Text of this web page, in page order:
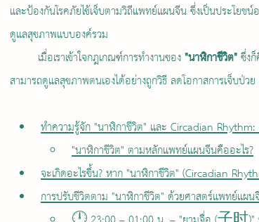
และป้องกันโรคภัยไข้เจ็บตามวิถีแพทย์แผนจีน ซึ่งเป็นประโยช
ดูแลสุขภาพแบบองค์รวม
	เมื่อเราเข้าใจกฎเกณฑ์การทำงานของ
"นาฬิกาชีวิต" ซึ่ง
สามารถดูแลสุขภาพตนเองได้อย่างถูกวิธี ลดโอกาสการเจ็บ
ทำความรู้จัก "นาฬิกาชีวิต" และ Circadian Rhythm:
"นาฬิกาชีวิต" ตามหลักแพทย์แผนจีนคืออะไร?
จะเกิดอะไรขึ้น? หาก "นาฬิกาชีวิต" (Circadian
การปรับชีวิตตาม "นาฬิกาชีวิต" ด้วยศาสตร์แพทย์แผน